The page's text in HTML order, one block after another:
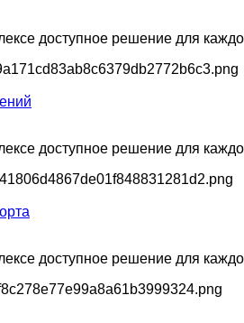
доступное решение для
доступное решение для
доступное решение для